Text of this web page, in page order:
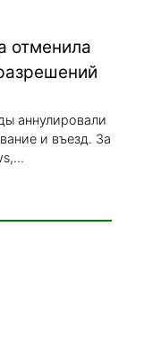
отменила
аннулировали
и въезд. За